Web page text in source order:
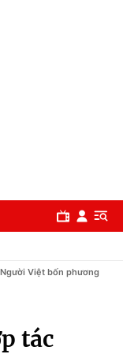
Người Việt bốn phương
tác